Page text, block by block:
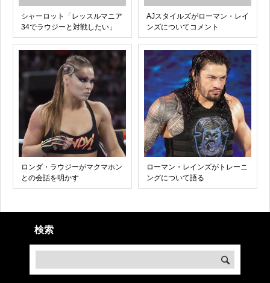
シャーロット「レッスルマニア
34でラウジーと対戦したい」
AJスタイルズがローマン・レイ
ンズについてコメント
ロンダ・ラウジーがマクマホン
との会話を明かす
ローマン・レインズがトレーニ
ングについて語る
検索